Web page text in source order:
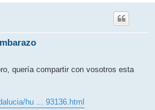
quería compartir con vosotros esta
hu ... 93136.html